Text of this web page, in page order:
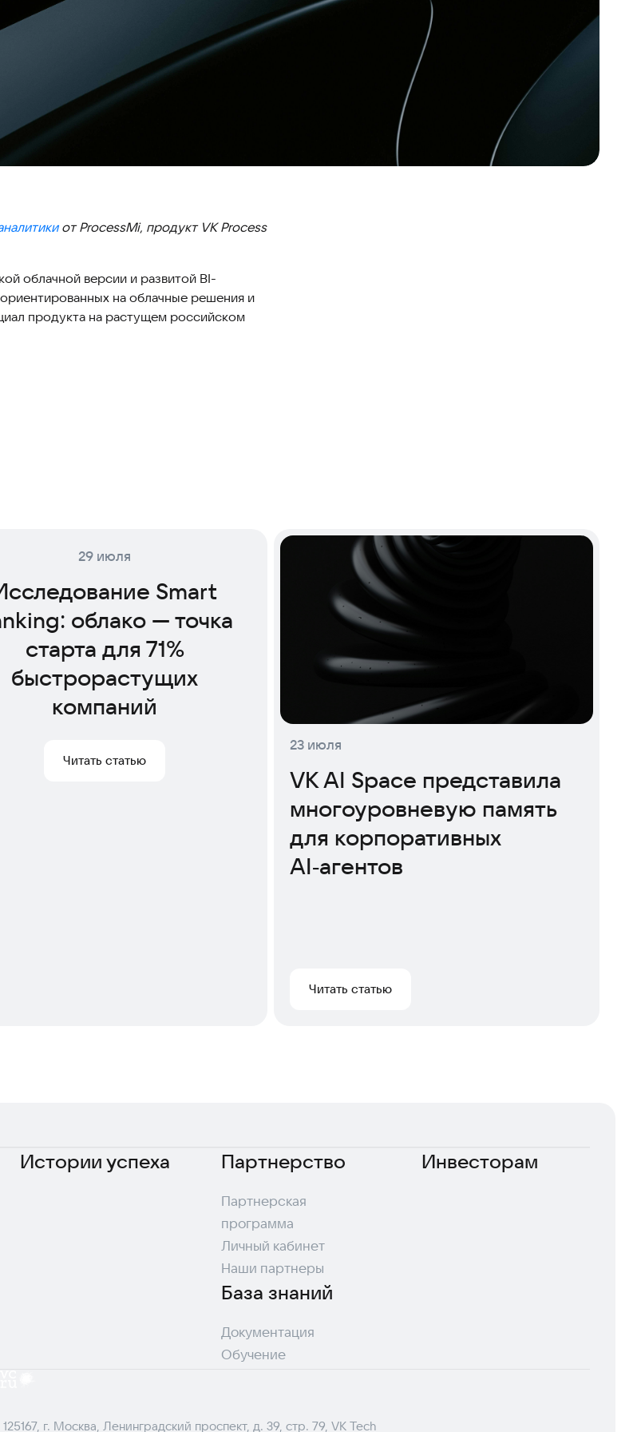
от ProcessMi, продукт VK Process
облачной версии и развитой BI-
на облачные решения и
продукта на растущем российском
29 июля
Smart
облако — точка
старта для 71%
быстрорастущих
компаний
Читать статью
23 июля
VK AI Space представила
многоуровневую память
для корпоративных
AI‑агентов
Читать статью
Истории успеха Партнерство
Партнерская
программа
Личный кабинет
Наши партнеры
База знаний
Документация
Обучение
Инвесторам
125167, г. Москва, Ленинградский проспект, д. 39, стр. 79, VK Tech